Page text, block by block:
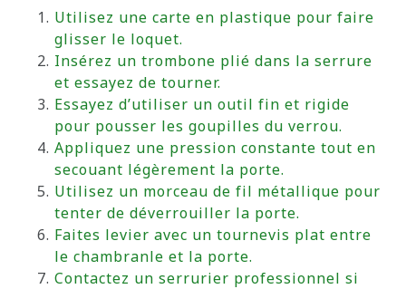
Utilisez une carte en plastique pour faire
glisser le loquet.
Insérez un trombone plié dans la serrure
et essayez de tourner.
Essayez d’utiliser un outil fin et rigide
pour pousser les goupilles du verrou.
Appliquez une pression constante tout en
secouant légèrement la porte.
Utilisez un morceau de fil métallique pour
tenter de déverrouiller la porte.
Faites levier avec un tournevis plat entre
le chambranle et la porte.
Contactez un serrurier professionnel si